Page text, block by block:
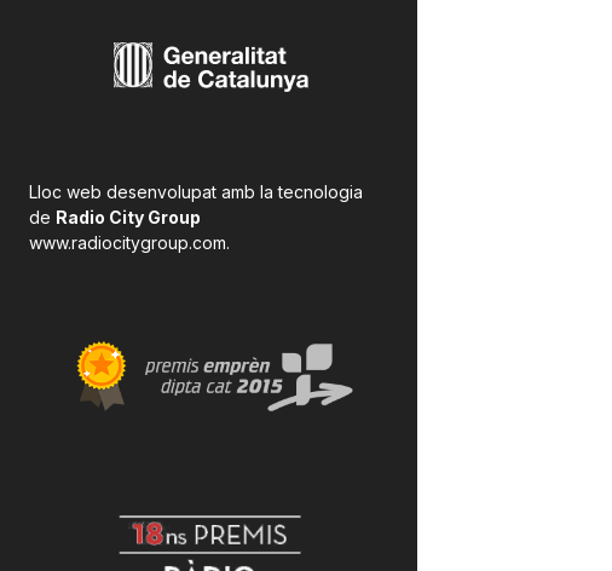
Lloc web desenvolupat amb la tecnologia
de Radio City Group
www.radiocitygroup.com.